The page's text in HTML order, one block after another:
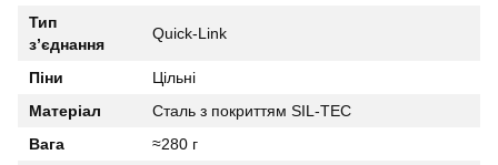
Тип
з’єднання
Quick-Link
Піни
Цільні
Матеріал
Сталь з покриттям SIL-TEC
Вага
≈280 г